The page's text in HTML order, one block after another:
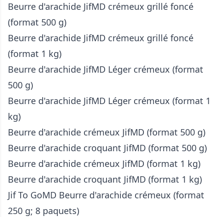
Beurre d'arachide JifMD crémeux grillé foncé
(format 500 g)
Beurre d'arachide JifMD crémeux grillé foncé
(format 1 kg)
Beurre d'arachide JifMD Léger crémeux (format
500 g)
Beurre d'arachide JifMD Léger crémeux (format 1
kg)
Beurre d'arachide crémeux JifMD (format 500 g)
Beurre d'arachide croquant JifMD (format 500 g)
Beurre d'arachide crémeux JifMD (format 1 kg)
Beurre d'arachide croquant JifMD (format 1 kg)
Jif To GoMD Beurre d'arachide crémeux (format
250 g; 8 paquets)